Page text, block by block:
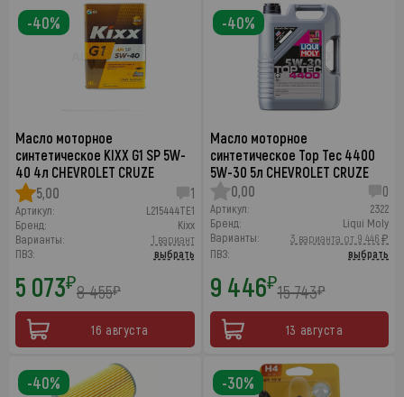
Масло моторное
синтетическое KIXX G1 SP 5W-
40 4л CHEVROLET CRUZE
5,00
1
Артикул:
L215444TE1
Бренд:
Kixx
Варианты:
1 вариант
ПВЗ:
выбрать
5 073₽8 455₽
16 августа
-40%
Масло моторное
синтетическое Top Tec 4400
5W-30 5л CHEVROLET CRUZE
0,00
0
Артикул:
2322
Бренд:
Liqui Moly
Варианты:
3 варианта от 9 446 ₽
ПВЗ:
выбрать
9 446₽15 743₽
13 августа
-40%
-40% -30%